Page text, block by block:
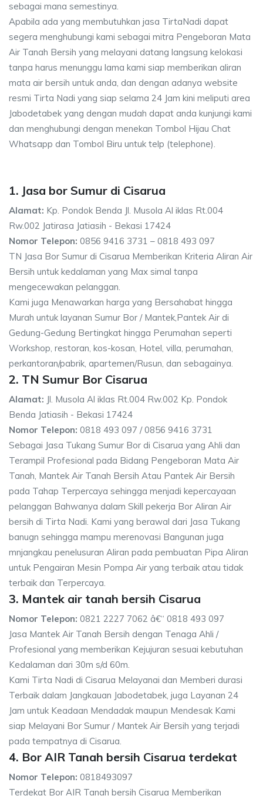
sebagai mana semestinya.
Apabila ada yang membutuhkan jasa TirtaNadi dapat
segera menghubungi kami sebagai mitra Pengeboran Mata
Air Tanah Bersih yang melayani datang langsung kelokasi
tanpa harus menunggu lama kami siap memberikan aliran
mata air bersih untuk anda, dan dengan adanya website
resmi Tirta Nadi yang siap selama 24 Jam kini meliputi area
Jabodetabek yang dengan mudah dapat anda kunjungi kami
dan menghubungi dengan menekan Tombol Hijau Chat
Whatsapp dan Tombol Biru untuk telp (telephone).
1. Jasa bor Sumur di Cisarua
Alamat: Kp. Pondok Benda Jl. Musola Al iklas Rt.004
Rw.002 Jatirasa Jatiasih - Bekasi 17424
Nomor Telepon: 0856 9416 3731 – 0818 493 097
TN Jasa Bor Sumur di Cisarua Memberikan Kriteria Aliran Air
Bersih untuk kedalaman yang Max simal tanpa
mengecewakan pelanggan.
Kami juga Menawarkan harga yang Bersahabat hingga
Murah untuk layanan Sumur Bor / Mantek,Pantek Air di
Gedung-Gedung Bertingkat hingga Perumahan seperti
Workshop, restoran, kos-kosan, Hotel, villa, perumahan,
perkantoran/pabrik, apartemen/Rusun, dan sebagainya.
2. TN Sumur Bor Cisarua
Alamat: Jl. Musola Al iklas Rt.004 Rw.002 Kp. Pondok
Benda Jatiasih - Bekasi 17424
Nomor Telepon: 0818 493 097 / 0856 9416 3731
Sebagai Jasa Tukang Sumur Bor di Cisarua yang Ahli dan
Terampil Profesional pada Bidang Pengeboran Mata Air
Tanah, Mantek Air Tanah Bersih Atau Pantek Air Bersih
pada Tahap Terpercaya sehingga menjadi kepercayaan
pelanggan Bahwanya dalam Skill pekerja Bor Aliran Air
bersih di Tirta Nadi. Kami yang berawal dari Jasa Tukang
banugn sehingga mampu merenovasi Bangunan juga
mnjangkau penelusuran Aliran pada pembuatan Pipa Aliran
untuk Pengairan Mesin Pompa Air yang terbaik atau tidak
terbaik dan Terpercaya.
3. Mantek air tanah bersih Cisarua
Nomor Telepon: 0821 2227 7062 â€“ 0818 493 097
Jasa Mantek Air Tanah Bersih dengan Tenaga Ahli /
Profesional yang memberikan Kejujuran sesuai kebutuhan
Kedalaman dari 30m s/d 60m.
Kami Tirta Nadi di Cisarua Melayanai dan Memberi durasi
Terbaik dalam Jangkauan Jabodetabek, juga Layanan 24
Jam untuk Keadaan Mendadak maupun Mendesak Kami
siap Melayani Bor Sumur / Mantek Air Bersih yang terjadi
pada tempatnya di Cisarua.
4. Bor AIR Tanah bersih Cisarua terdekat
Nomor Telepon: 0818493097
Terdekat Bor AIR Tanah bersih Cisarua Memberikan